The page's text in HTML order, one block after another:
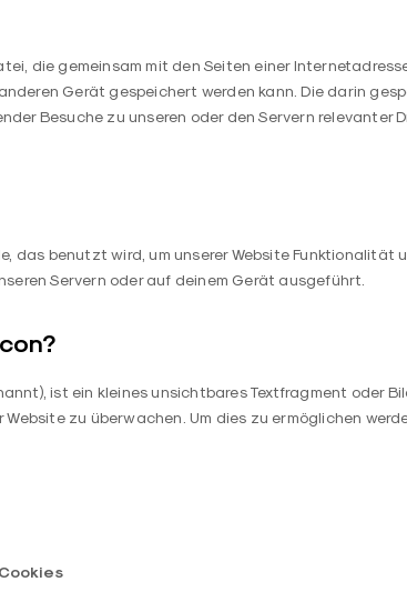
die gemeinsam mit den Seiten einer
Gerät gespeichert werden kann. Die darin
Besuche zu unseren oder den Servern relevanter
das benutzt wird, um unserer Website Funktionalität
Servern oder auf deinem Gerät ausgeführt.
ist ein kleines unsichtbares Textfragment oder
zu überwachen. Um dies zu ermöglichen